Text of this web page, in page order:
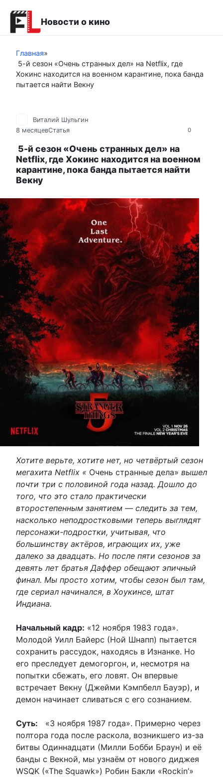
контенту
Новости о кино
Главная»
5-й сезон «Очень странных дел» на Netflix, где
Хокинс находится на военном карантине, пока банда
пытается найти Векну
0
Виталий Шульгин
8 месяцевСтатья
5-й сезон «Очень странных дел» на
Netflix, где Хокинс находится на военном
карантине, пока банда пытается найти
Векну
Хотите верьте, хотите нет, но четвёртый сезон
мегахита Netflix « Очень странные дела» вышел
почти три с половиной года назад. Дошло до
того, что это стало практически
второстепенным занятием — следить за тем,
насколько неподростковыми теперь выглядят
персонажи-подростки, учитывая, что
большинству актёров, играющих их, уже
далеко за двадцать. Но после пяти сезонов за
девять лет братья Даффер обещают эпичный
финал. Мы просто хотим, чтобы сезон был там,
где сериал начинался, в Хоукинсе, штат
Индиана.
Начальный кадр: «12 ноября 1983 года».
Молодой Уилл Байерс (Ной Шнапп) пытается
сохранить рассудок, находясь в Изнанке. Но
его преследует демогоргон, и, несмотря на
попытки сбежать, его ловят. Он впервые
встречает Векну (Джейми Кэмпбелл Бауэр), и
демон начинает сливаться с его сознанием.
Суть: «3 ноября 1987 года». Примерно через
полтора года после раскола, возникшего из-за
битвы Одиннадцати (Милли Бобби Браун) и её
банды с Векной, мы узнаём от нового диджея
WSQK («The Squawk») Робин Бакли «Rockin’»